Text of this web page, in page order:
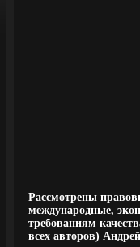
Рассмотрены
международные,
требованиям
всех авторов)